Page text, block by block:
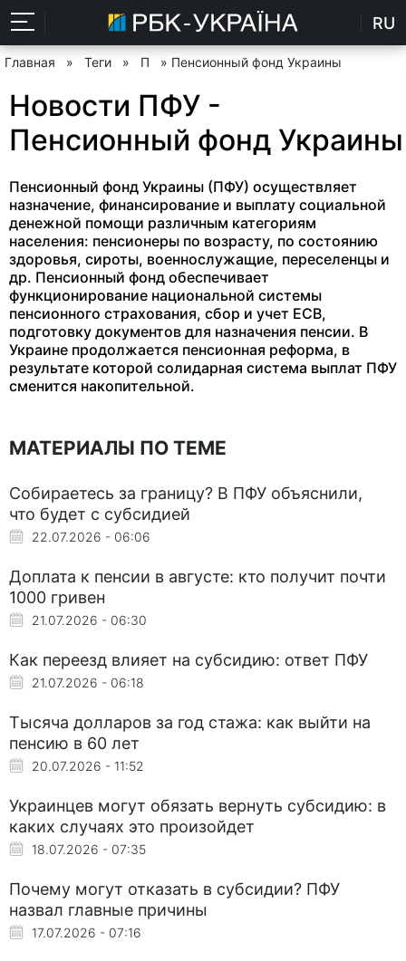
RU
Главная » Теги » П » Пенсионный фонд Украины
Новости ПФУ -
Пенсионный фонд Украины
Пенсионный фонд Украины (ПФУ) осуществляет
назначение, финансирование и выплату социальной
денежной помощи различным категориям
населения: пенсионеры по возрасту, по состоянию
здоровья, сироты, военнослужащие, переселенцы и
др. Пенсионный фонд обеспечивает
функционирование национальной системы
пенсионного страхования, сбор и учет ЕСВ,
подготовку документов для назначения пенсии. В
Украине продолжается пенсионная реформа, в
результате которой солидарная система выплат ПФУ
сменится накопительной.
МАТЕРИАЛЫ ПО ТЕМЕ
Собираетесь за границу? В ПФУ объяснили,
что будет с субсидией
22.07.2026 - 06:06
Доплата к пенсии в августе: кто получит почти
1000 гривен
21.07.2026 - 06:30
Как переезд влияет на субсидию: ответ ПФУ
21.07.2026 - 06:18
Тысяча долларов за год стажа: как выйти на
пенсию в 60 лет
20.07.2026 - 11:52
Украинцев могут обязать вернуть субсидию: в
каких случаях это произойдет
18.07.2026 - 07:35
Почему могут отказать в субсидии? ПФУ
назвал главные причины
17.07.2026 - 07:16